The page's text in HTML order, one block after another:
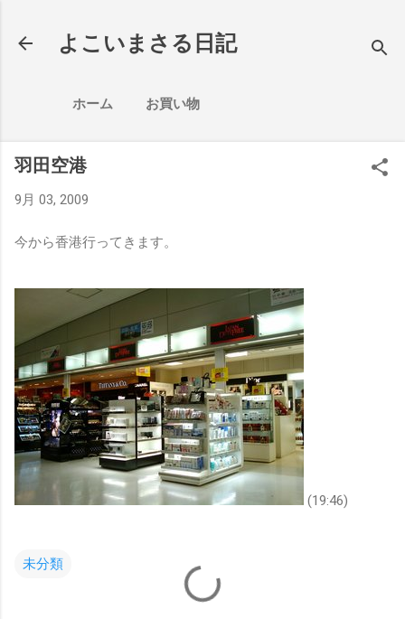
よこいまさる日記
ホーム お買い物
羽田空港
9月 03, 2009
今から香港行ってきます。
(19:46)
未分類